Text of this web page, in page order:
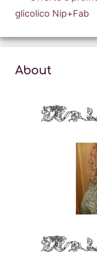
glicolico Nip+Fab
About